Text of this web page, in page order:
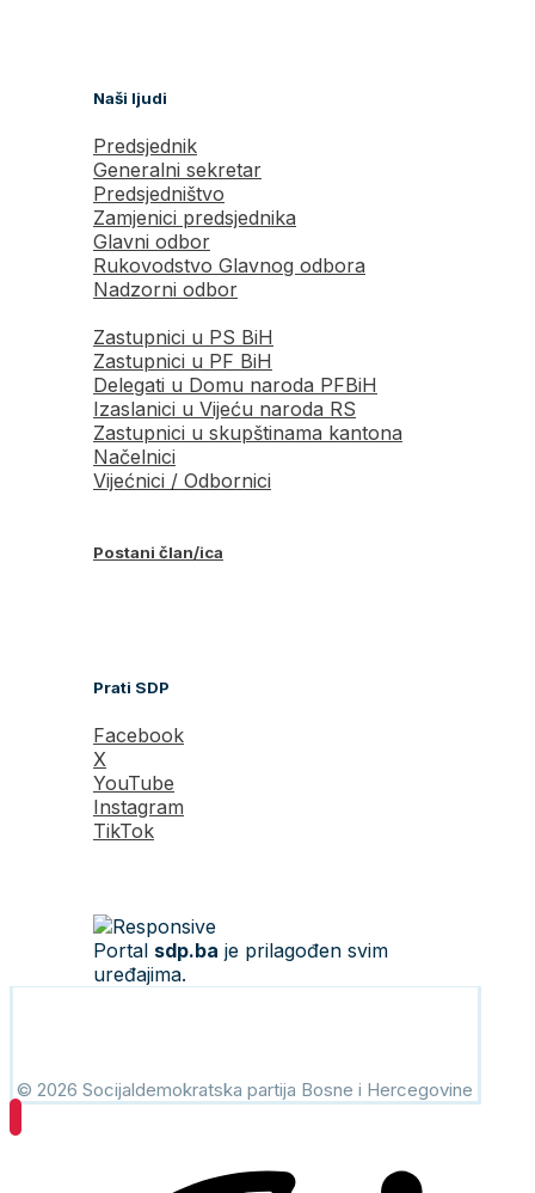
Naši ljudi
Predsjednik
Generalni sekretar
Predsjedništvo
Zamjenici predsjednika
Glavni odbor
Rukovodstvo Glavnog odbora
Nadzorni odbor
Zastupnici u PS BiH
Zastupnici u PF BiH
Delegati u Domu naroda PFBiH
Izaslanici u Vijeću naroda RS
Zastupnici u skupštinama kantona
Načelnici
Vijećnici / Odbornici
Postani član/ica
Prati SDP
Facebook
X
YouTube
Instagram
TikTok
Portal sdp.ba je prilagođen svim
uređajima.
© 2026 Socijaldemokratska partija Bosne i Hercegovine